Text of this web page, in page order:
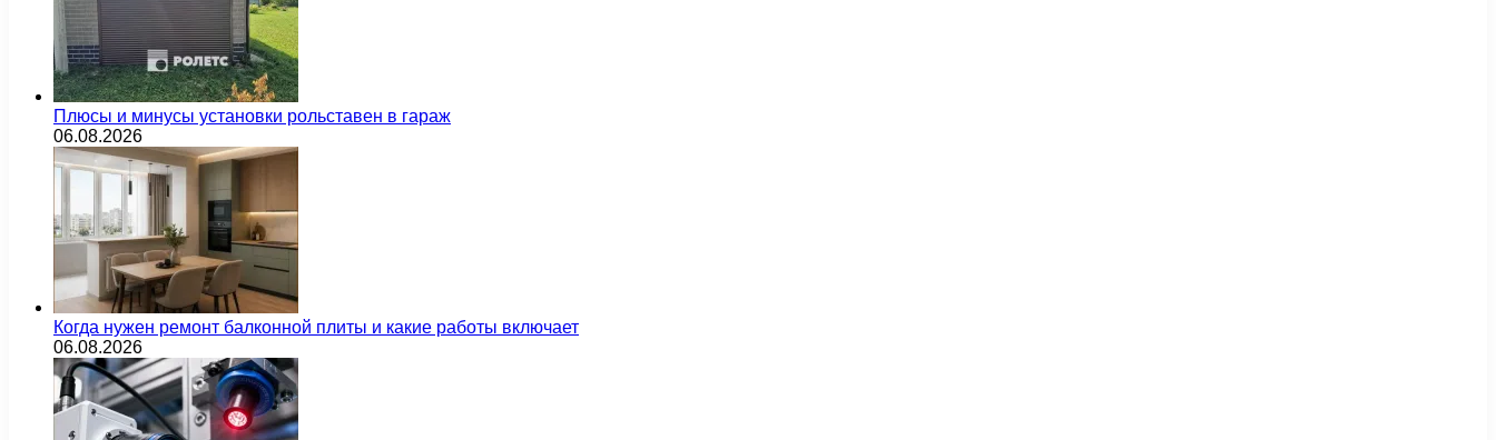
Плюсы и минусы установки рольставен в гараж
06.08.2026
Когда нужен ремонт балконной плиты и какие работы включает
06.08.2026